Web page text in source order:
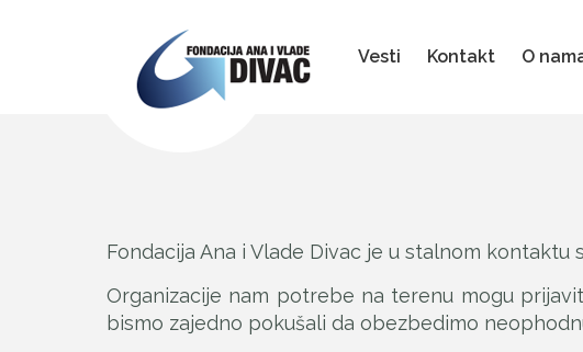
Vlade
Divac
Vesti Kontakt O
Fondacija Ana i Vlade Divac je u stalnom
Organizacije nam potrebe na terenu mogu
bismo zajedno pokušali da obezbedimo